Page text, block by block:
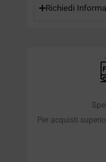
Richiedi
Per acquisti